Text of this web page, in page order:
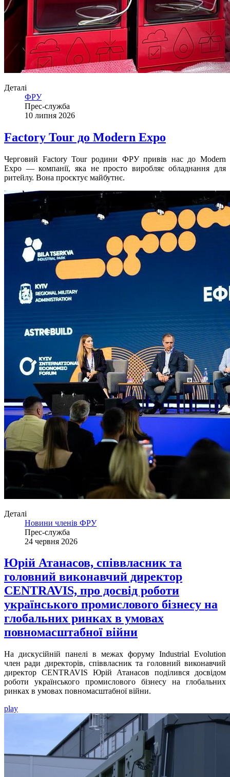
Деталі
ФРУ
Прес-служба
10 липня 2026
Factory Tour до Modern Expo
Черговий Factory Tour родини ФРУ привів нас до Modern
Expo — компанії, яка не просто виробляє обладнання для
ритейлу. Вона проєктує майбутнє.
Деталі
Новини членів ФРУ
Прес-служба
24 червня 2026
Юрій Атанасов, співвласник та
головний виконавчий директор
CENTRAVIS, про досвід роботи
українського промислового бізнесу на
глобальних ринках в умовах
повномасштабної війни
На дискусійній панелі в межах форуму Industrial Evolution
член ради директорів, співвласник та головний виконавчий
директор CENTRAVIS Юрій Атанасов поділився досвідом
роботи українського промислового бізнесу на глобальних
ринках в умовах повномасштабної війни.
play